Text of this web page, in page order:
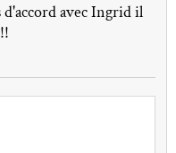
avec Ingrid il